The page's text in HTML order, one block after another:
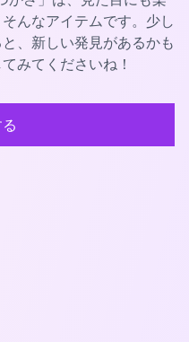
んなアイテムです。少し
、新しい発見があるかも
みてくださいね！